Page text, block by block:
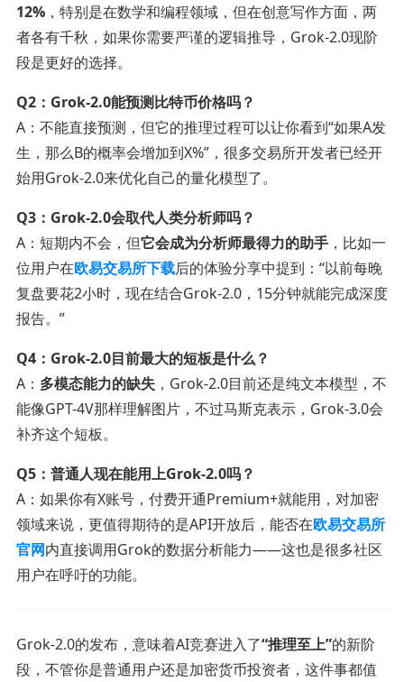
12%，特别是在数学和编程领域，但在创意写作方面，两
者各有千秋，如果你需要严谨的逻辑推导，Grok-2.0现阶
段是更好的选择。
Q2：Grok-2.0能预测比特币价格吗？
A：不能直接预测，但它的推理过程可以让你看到“如果A发
生，那么B的概率会增加到X%”，很多交易所开发者已经开
始用Grok-2.0来优化自己的量化模型了。
Q3：Grok-2.0会取代人类分析师吗？
A：短期内不会，但它会成为分析师最得力的助手，比如一
位用户在欧易交易所下载后的体验分享中提到：“以前每晚
复盘要花2小时，现在结合Grok-2.0，15分钟就能完成深度
报告。”
Q4：Grok-2.0目前最大的短板是什么？
A： 多模态能力的缺失，Grok-2.0目前还是纯文本模型，不
能像GPT-4V那样理解图片，不过马斯克表示，Grok-3.0会
补齐这个短板。
Q5：普通人现在能用上Grok-2.0吗？
A：如果你有X账号，付费开通Premium+就能用，对加密
领域来说，更值得期待的是API开放后，能否在欧易交易所
官网内直接调用Grok的数据分析能力——这也是很多社区
用户在呼吁的功能。
Grok-2.0的发布，意味着AI竞赛进入了“推理至上”的新阶
段，不管你是普通用户还是加密货币投资者，这件事都值